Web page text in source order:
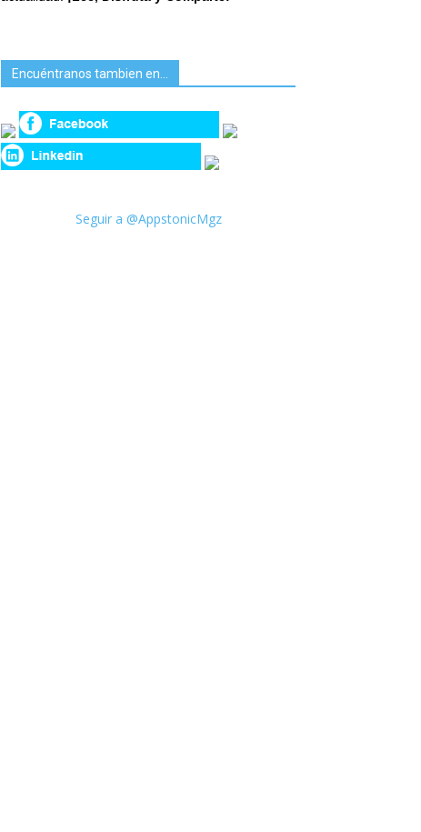
Encuéntranos tambien en…
Seguir a @AppstonicMgz